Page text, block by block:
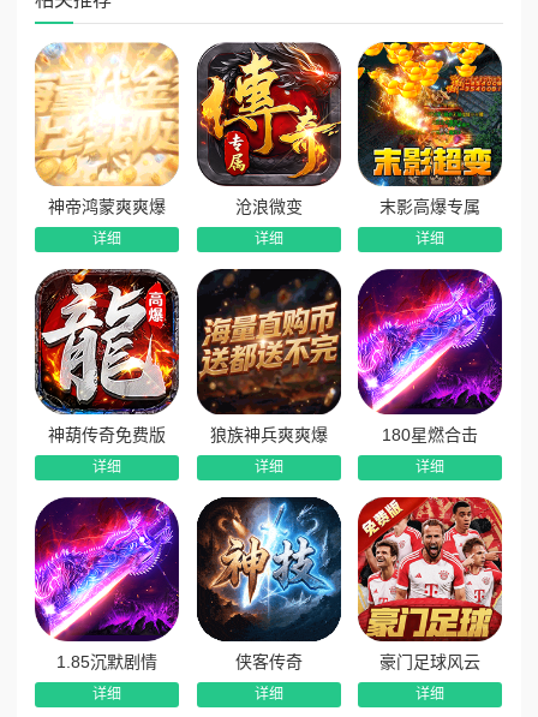
时装称号、全套GM神装，颜值战力双重拉满，开局领跑全服。
3、免费直升V20特权：通关VIP专属副本，即可免费直升V
20等级，解锁高阶强力法宝与尊贵游戏特权。
4、万元真充全特权解锁：累计登录即可领取万元真充福
利，解锁游戏全部权限与专属返利福利，长线发育无压力。
5、每日真充盲盒惊喜：每日登录可免费抽取真充盲盒，海
神帝鸿蒙爽爽爆
详细
沧浪微变
详细
末影高爆专属
详细
神葫传奇免费版
详细
狼族神兵爽爽爆
详细
180星燃合击
详细
1.85沉默剧情
详细
侠客传奇
详细
豪门足球风云
详细